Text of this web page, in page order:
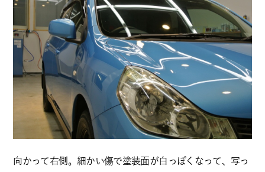
向かって右側。細かい傷で塗装面が白っぽくなって、写っ